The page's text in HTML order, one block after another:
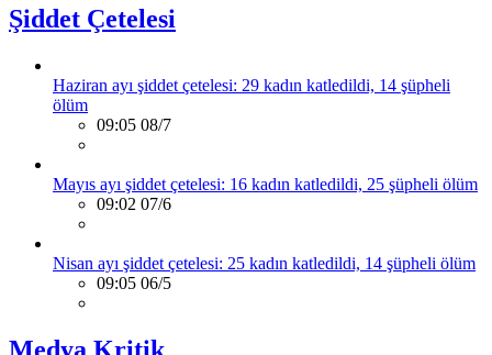
Şiddet Çetelesi
Haziran ayı şiddet çetelesi: 29 kadın katledildi, 14 şüpheli
ölüm
09:05 08/7
Mayıs ayı şiddet çetelesi: 16 kadın katledildi, 25 şüpheli ölüm
09:02 07/6
Nisan ayı şiddet çetelesi: 25 kadın katledildi, 14 şüpheli ölüm
09:05 06/5
Medya Kritik